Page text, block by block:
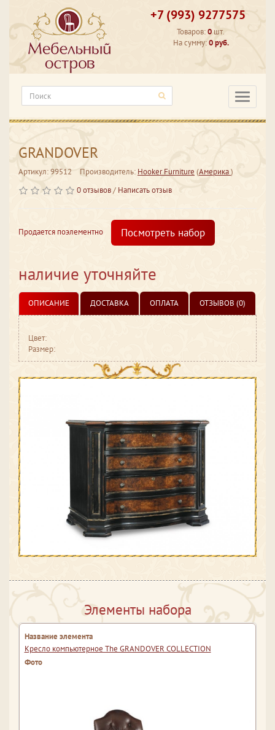
+7 (993) 9277575
Товаров:0 шт.
На сумму:0 руб.
GRANDOVER
Артикул: 99512 Производитель: Hooker Furniture (Америка)
0 отзывов/ Написать отзыв
Продается поэлементно Посмотреть набор
наличие уточняйте
ОПИСАНИЕ ДОСТАВКА ОПЛАТА ОТЗЫВОВ (0)
Цвет:
Размер:
Элементы набора
Кресло компьютерное The GRANDOVER COLLECTION